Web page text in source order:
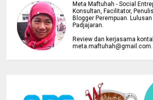
Meta Maftuhah - Social
Konsultan, Facilitator,
Blogger Perempuan.
Padjajaran.
Review dan kerjasama
meta.maftuhah@gmail.com.